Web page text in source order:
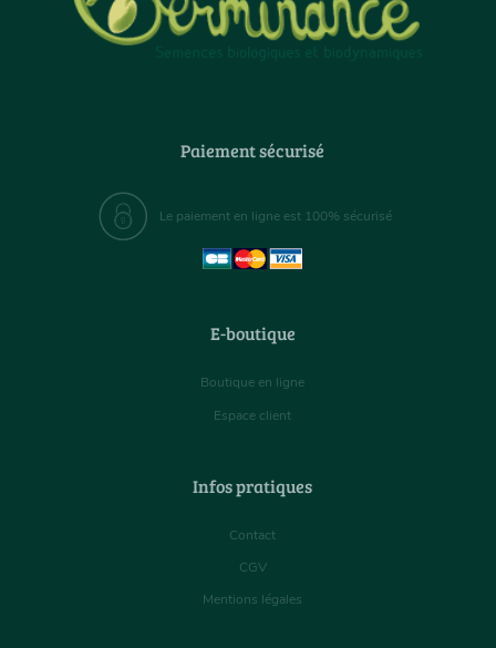
Paiement sécurisé
Le paiement en ligne est 100% sécurisé
E-boutique
Boutique en ligne
Espace client
Infos pratiques
Contact
CGV
Mentions légales